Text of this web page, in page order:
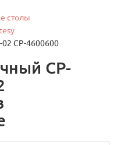
столы
02 СР-4600600
СР-